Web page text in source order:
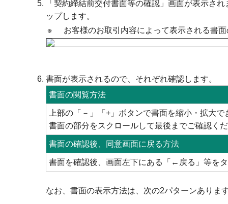
「契約締結前交付書面等の確認」画面が表示さ
ップします。
※
お客様のお取引内容によって表示される書
書面が表示されるので、それぞれ確認します。
書面の閲覧方法
上部の「－」「+」ボタンで書面を縮小・拡大で
書面の部分をスクロールして最後までご確認く
書面の確認後、同意画面に戻る方法
書面を確認後、画面左下にある「←戻る」等を
なお、書面の表示方法は、次の2パターンありま